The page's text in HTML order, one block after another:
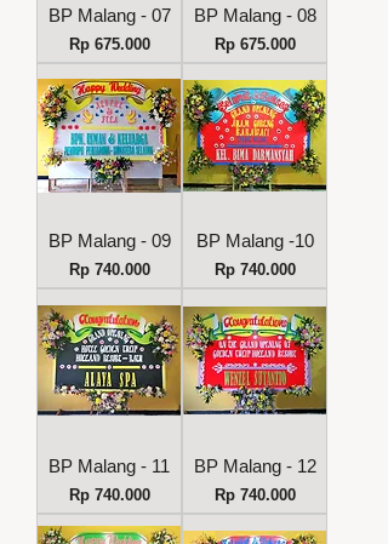
BP Malang - 07
Harga
Rp 675.000
BP Malang - 08
Harga
Rp 675.000
BP Malang - 09
Harga
Rp 740.000
BP Malang -10
Harga
Rp 740.000
BP Malang - 11
Harga
Rp 740.000
BP Malang - 12
Harga
Rp 740.000